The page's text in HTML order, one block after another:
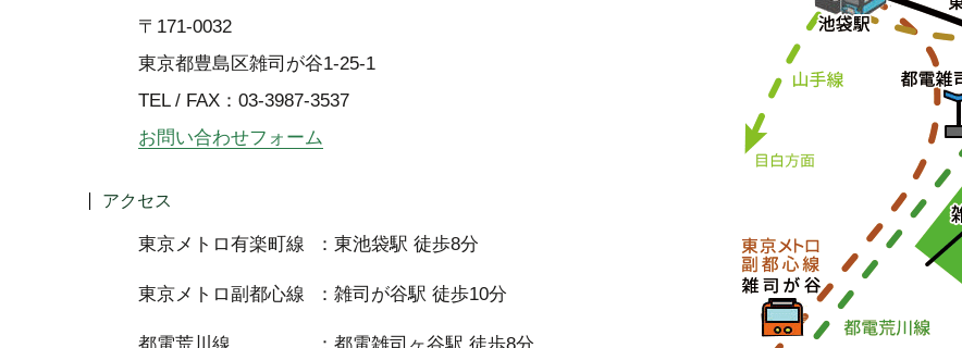
〒171-0032
東京都豊島区雑司が谷1-25-1
TEL / FAX：03-3987-3537
お問い合わせフォーム
アクセス
東京メトロ有楽町線 東池袋駅 徒歩8分
東京メトロ副都心線 雑司が谷駅 徒歩10分